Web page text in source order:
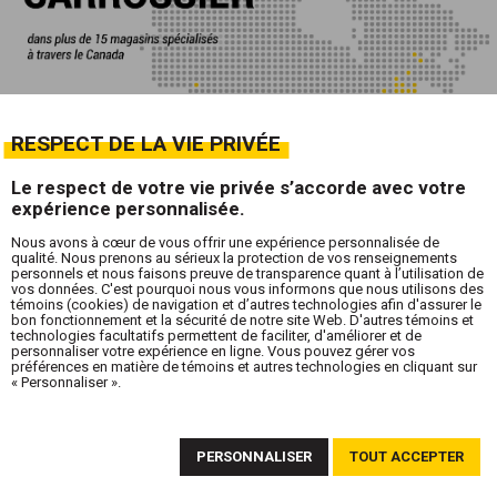
RESPECT DE LA VIE PRIVÉE
Le respect de votre vie privée s’accorde avec votre
expérience personnalisée.
Nous avons à cœur de vous offrir une expérience personnalisée de
qualité. Nous prenons au sérieux la protection de vos renseignements
personnels et nous faisons preuve de transparence quant à l’utilisation de
vos données. C'est pourquoi nous vous informons que nous utilisons des
témoins (cookies) de navigation et d’autres technologies afin d'assurer le
bon fonctionnement et la sécurité de notre site Web. D'autres témoins et
technologies facultatifs permettent de faciliter, d'améliorer et de
personnaliser votre expérience en ligne. Vous pouvez gérer vos
préférences en matière de témoins et autres technologies en cliquant sur
« Personnaliser ».